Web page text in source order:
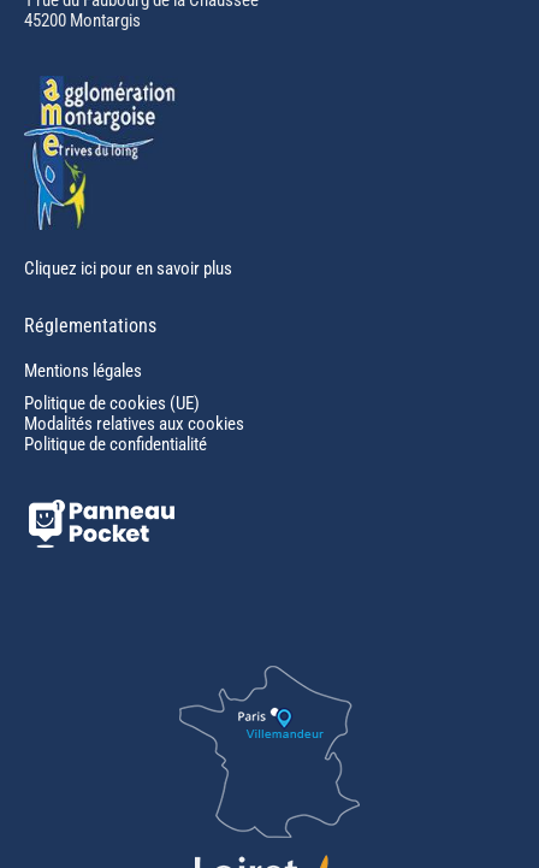
new
45200 Montargis
Cliquez ici pour en savoir plus
Réglementations
Mentions légales
Politique de cookies (UE)
Modalités relatives aux cookies
Politique de confidentialité